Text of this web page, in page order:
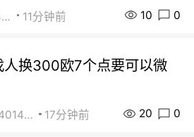
街友84014588 11分钟前 10 0
人换300欧7个点要可以微
街友84014588 17分钟前 20 0